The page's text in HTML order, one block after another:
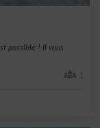
possible ! Il vous
1